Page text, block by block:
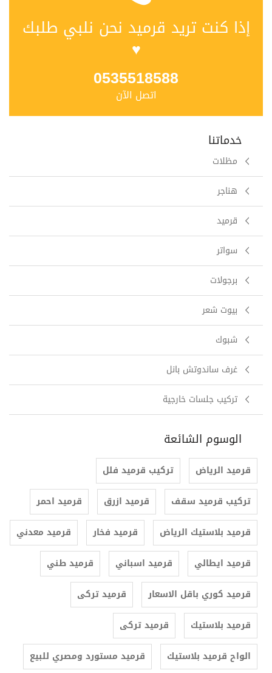
إذا كنت تريد قرميد نحن نلبي طلبك
♥
0535518588
اتصل الآن
خدماتنا
مظلات
هناجر
قرميد
سواتر
برجولات
بيوت شعر
شبوك
غرف ساندوتش بانل
تركيب جلسات خارجية
الوسوم الشائعة
قرميد الرياض
تركيب قرميد فلل
تركيب قرميد سقف
قرميد ازرق
قرميد احمر
قرميد بلاستيك الرياض
قرميد فخار
قرميد معدني
قرميد ايطالي
قرميد اسباني
قرميد طني
قرميد كوري باقل الاسعار
قرميد تركى
قرميد بلاستيك
قرميد تركى
الواح قرميد بلاستيك
قرميد مستورد ومصري للبيع